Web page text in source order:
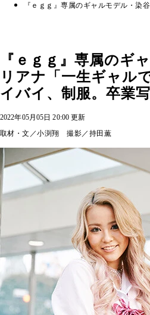
『ｅｇｇ』専属のギャルモデル・染
『ｅｇｇ』専属のギ
リアナ「一生ギャル
イバイ、制服。卒業写
2022年05月05日 20:00 更新
取材・文／小渕翔 撮影／持田薫